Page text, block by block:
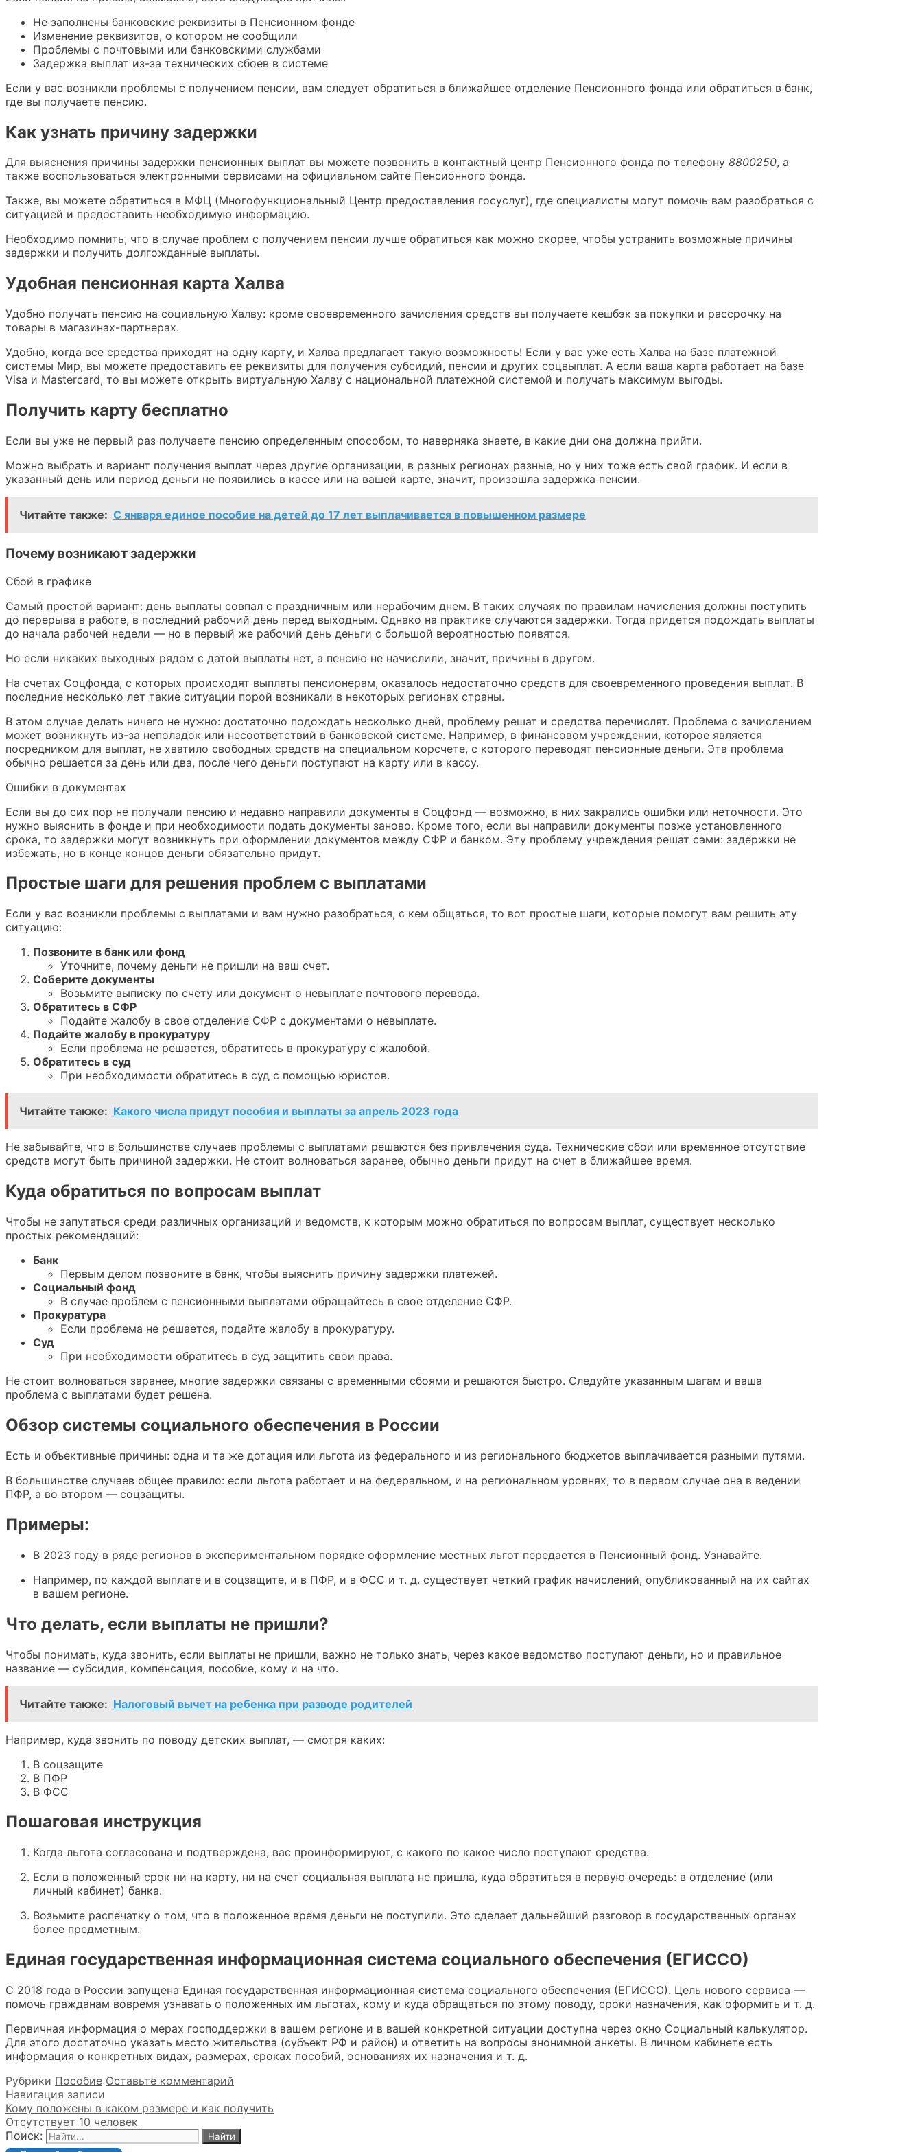
Не заполнены банковские реквизиты в Пенсионном фонде
Изменение реквизитов, о котором не сообщили
Проблемы с почтовыми или банковскими службами
Задержка выплат из-за технических сбоев в системе
Если у вас возникли проблемы с получением пенсии, вам следует обратиться в ближайшее отделение Пенсионного фонда или обратиться в банк,
где вы получаете пенсию.
Как узнать причину задержки
Для выяснения причины задержки пенсионных выплат вы можете позвонить в контактный центр Пенсионного фонда по телефону 8800250, а
также воспользоваться электронными сервисами на официальном сайте Пенсионного фонда.
Также, вы можете обратиться в МФЦ (Многофункциональный Центр предоставления госуслуг), где специалисты могут помочь вам разобраться с
ситуацией и предоставить необходимую информацию.
Необходимо помнить, что в случае проблем с получением пенсии лучше обратиться как можно скорее, чтобы устранить возможные причины
задержки и получить долгожданные выплаты.
Удобная пенсионная карта Халва
Удобно получать пенсию на социальную Халву: кроме своевременного зачисления средств вы получаете кешбэк за покупки и рассрочку на
товары в магазинах-партнерах.
Удобно, когда все средства приходят на одну карту, и Халва предлагает такую возможность! Если у вас уже есть Халва на базе платежной
системы Мир, вы можете предоставить ее реквизиты для получения субсидий, пенсии и других соцвыплат. А если ваша карта работает на базе
Visa и Mastercard, то вы можете открыть виртуальную Халву с национальной платежной системой и получать максимум выгоды.
Получить карту бесплатно
Если вы уже не первый раз получаете пенсию определенным способом, то наверняка знаете, в какие дни она должна прийти.
Можно выбрать и вариант получения выплат через другие организации, в разных регионах разные, но у них тоже есть свой график. И если в
указанный день или период деньги не появились в кассе или на вашей карте, значит, произошла задержка пенсии.
Читайте также: С января единое пособие на детей до 17 лет выплачивается в повышенном размере
Почему возникают задержки
Сбой в графике
Самый простой вариант: день выплаты совпал с праздничным или нерабочим днем. В таких случаях по правилам начисления должны поступить
до перерыва в работе, в последний рабочий день перед выходным. Однако на практике случаются задержки. Тогда придется подождать выплаты
до начала рабочей недели — но в первый же рабочий день деньги с большой вероятностью появятся.
Но если никаких выходных рядом с датой выплаты нет, а пенсию не начислили, значит, причины в другом.
На счетах Соцфонда, с которых происходят выплаты пенсионерам, оказалось недостаточно средств для своевременного проведения выплат. В
последние несколько лет такие ситуации порой возникали в некоторых регионах страны.
В этом случае делать ничего не нужно: достаточно подождать несколько дней, проблему решат и средства перечислят. Проблема с зачислением
может возникнуть из-за неполадок или несоответствий в банковской системе. Например, в финансовом учреждении, которое является
посредником для выплат, не хватило свободных средств на специальном корсчете, с которого переводят пенсионные деньги. Эта проблема
обычно решается за день или два, после чего деньги поступают на карту или в кассу.
Ошибки в документах
Если вы до сих пор не получали пенсию и недавно направили документы в Соцфонд — возможно, в них закрались ошибки или неточности. Это
нужно выяснить в фонде и при необходимости подать документы заново. Кроме того, если вы направили документы позже установленного
срока, то задержки могут возникнуть при оформлении документов между СФР и банком. Эту проблему учреждения решат сами: задержки не
избежать, но в конце концов деньги обязательно придут.
Простые шаги для решения проблем с выплатами
Если у вас возникли проблемы с выплатами и вам нужно разобраться, с кем общаться, то вот простые шаги, которые помогут вам решить эту
ситуацию:
Позвоните в банк или фонд
Уточните, почему деньги не пришли на ваш счет.
Соберите документы
Возьмите выписку по счету или документ о невыплате почтового перевода.
Обратитесь в СФР
Подайте жалобу в свое отделение СФР с документами о невыплате.
Подайте жалобу в прокуратуру
Если проблема не решается, обратитесь в прокуратуру с жалобой.
Обратитесь в суд
При необходимости обратитесь в суд с помощью юристов.
Читайте также: Какого числа придут пособия и выплаты за апрель 2023 года
Не забывайте, что в большинстве случаев проблемы с выплатами решаются без привлечения суда. Технические сбои или временное отсутствие
средств могут быть причиной задержки. Не стоит волноваться заранее, обычно деньги придут на счет в ближайшее время.
Куда обратиться по вопросам выплат
Чтобы не запутаться среди различных организаций и ведомств, к которым можно обратиться по вопросам выплат, существует несколько
простых рекомендаций:
Банк
Первым делом позвоните в банк, чтобы выяснить причину задержки платежей.
Социальный фонд
В случае проблем с пенсионными выплатами обращайтесь в свое отделение СФР.
Прокуратура
Если проблема не решается, подайте жалобу в прокуратуру.
Суд
При необходимости обратитесь в суд защитить свои права.
Не стоит волноваться заранее, многие задержки связаны с временными сбоями и решаются быстро. Следуйте указанным шагам и ваша
проблема с выплатами будет решена.
Обзор системы социального обеспечения в России
Есть и объективные причины: одна и та же дотация или льгота из федерального и из регионального бюджетов выплачивается разными путями.
В большинстве случаев общее правило: если льгота работает и на федеральном, и на региональном уровнях, то в первом случае она в ведении
ПФР, а во втором — соцзащиты.
Примеры:
В 2023 году в ряде регионов в экспериментальном порядке оформление местных льгот передается в Пенсионный фонд. Узнавайте.
Например, по каждой выплате и в соцзащите, и в ПФР, и в ФСС и т. д. существует четкий график начислений, опубликованный на их сайтах
в вашем регионе.
Что делать, если выплаты не пришли?
Чтобы понимать, куда звонить, если выплаты не пришли, важно не только знать, через какое ведомство поступают деньги, но и правильное
название — субсидия, компенсация, пособие, кому и на что.
Читайте также: Налоговый вычет на ребенка при разводе родителей
Например, куда звонить по поводу детских выплат, — смотря каких:
В соцзащите
В ПФР
В ФСС
Пошаговая инструкция
Когда льгота согласована и подтверждена, вас проинформируют, с какого по какое число поступают средства.
Если в положенный срок ни на карту, ни на счет социальная выплата не пришла, куда обратиться в первую очередь: в отделение (или
личный кабинет) банка.
Возьмите распечатку о том, что в положенное время деньги не поступили. Это сделает дальнейший разговор в государственных органах
более предметным.
Единая государственная информационная система социального обеспечения (ЕГИССО)
С 2018 года в России запущена Единая государственная информационная система социального обеспечения (ЕГИССО). Цель нового сервиса —
помочь гражданам вовремя узнавать о положенных им льготах, кому и куда обращаться по этому поводу, сроки назначения, как оформить и т. д.
Первичная информация о мерах господдержки в вашем регионе и в вашей конкретной ситуации доступна через окно Социальный калькулятор.
Для этого достаточно указать место жительства (субъект РФ и район) и ответить на вопросы анонимной анкеты. В личном кабинете есть
информация о конкретных видах, размерах, сроках пособий, основаниях их назначения и т. д.
Рубрики Пособие Оставьте комментарий
Навигация записи
Кому положены в каком размере и как получить
Отсутствует 10 человек
Поиск: